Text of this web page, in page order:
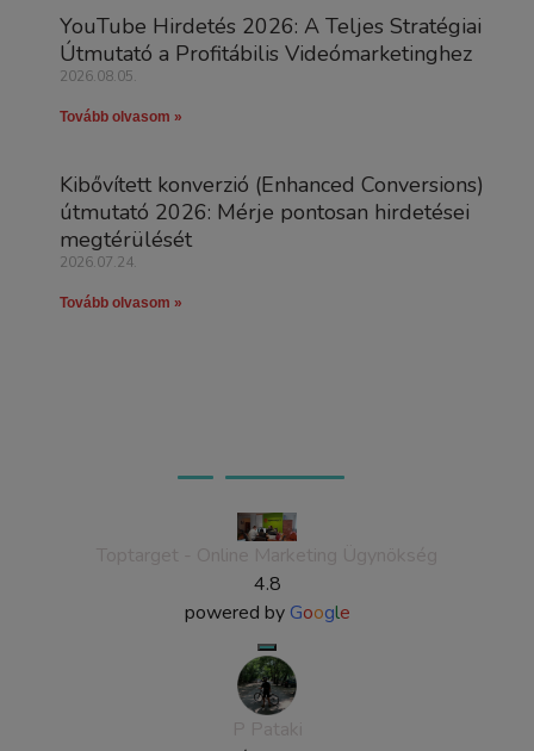
YouTube Hirdetés 2026: A Teljes Stratégiai
Útmutató a Profitábilis Videómarketinghez
2026.08.05.
Tovább olvasom »
Kibővített konverzió (Enhanced Conversions)
útmutató 2026: Mérje pontosan hirdetései
megtérülését
2026.07.24.
Tovább olvasom »
4.8
powered by Google